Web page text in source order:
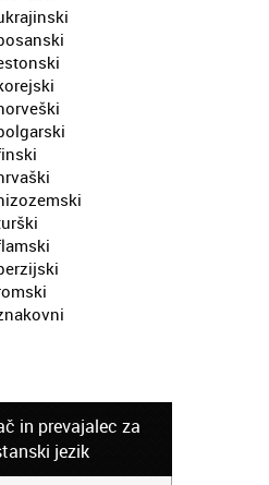
in prevajalec za
jezik